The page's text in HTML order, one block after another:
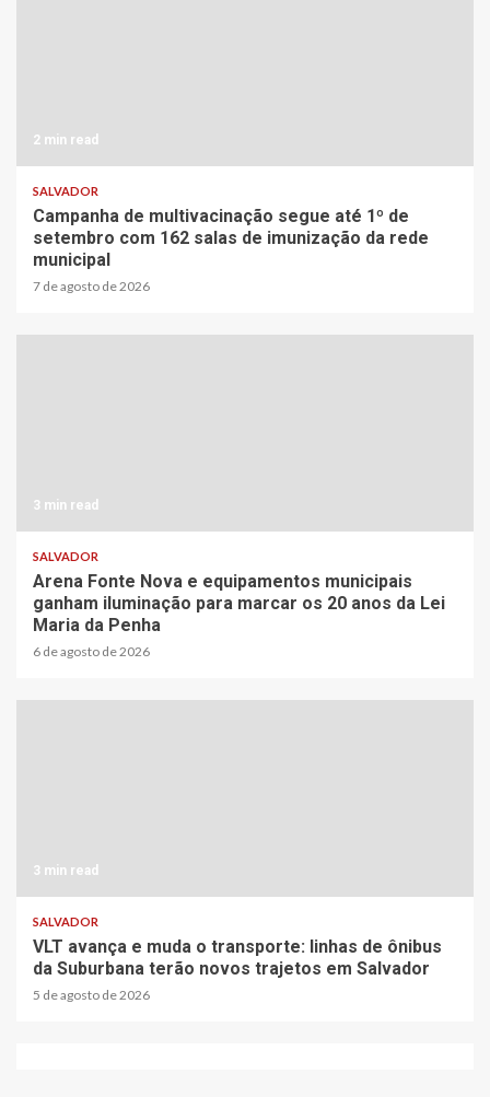
2 min read
SALVADOR
Campanha de multivacinação segue até 1º de
setembro com 162 salas de imunização da rede
municipal
7 de agosto de 2026
3 min read
SALVADOR
Arena Fonte Nova e equipamentos municipais
ganham iluminação para marcar os 20 anos da Lei
Maria da Penha
6 de agosto de 2026
3 min read
SALVADOR
VLT avança e muda o transporte: linhas de ônibus
da Suburbana terão novos trajetos em Salvador
5 de agosto de 2026